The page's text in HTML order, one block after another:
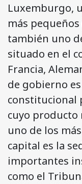
Luxemburgo,
más
también uno
situado en el
Francia,
de gobierno
constitucional
cuyo producto
uno de los
capital es la
importantes
como el